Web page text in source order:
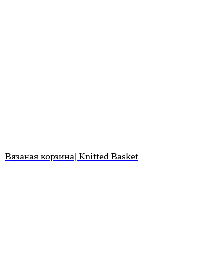
Вязаная корзина| Knitted Basket